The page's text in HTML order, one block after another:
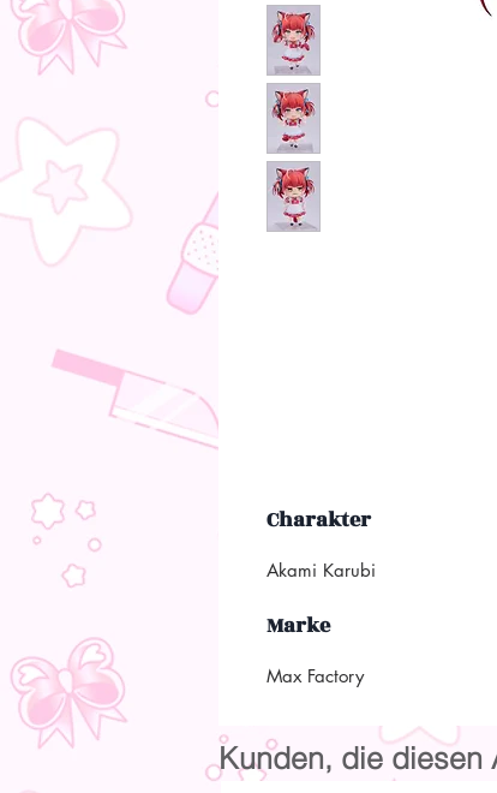
Charakter
Akami Karubi
Marke
Max Factory
Kunden, die diesen